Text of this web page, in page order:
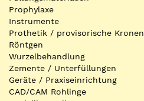
Prophylaxe
Instrumente
Prothetik / provisorische Kronen
Röntgen
Wurzelbehandlung
Zemente / Unterfüllungen
Geräte / Praxiseinrichtung
CAD/CAM Rohlinge